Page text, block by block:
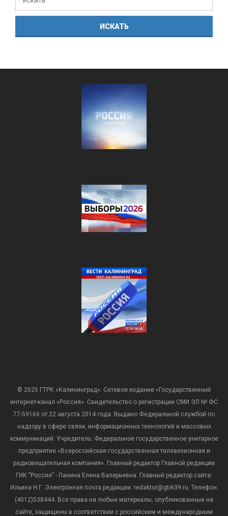
© 2025 ГТРК «Калининград». Сетевое издание «Государственный
интернет-канал «Россия». Свидетельство о регистрации СМИ ЭЛ № ФС
77-59166 от 22 августа 2014 года. Выдано Федеральной службой по
надзору в сфере связи, информационных технологий и массовых
коммуникаций. Учредитель: Федеральное государственное унитарное
предприятие «Всероссийская государственная телевизионная и
радиовещательная компания». Главный редактор Главной редакции
ГИК "Россия" - Панина Елена Валерьевна. Главный редактор сайта:
Ильина Н.Г. Электронная почта редакции: redaktor@gtrk39.ru. Телефон:
(4012)538444. Все права на любые материалы, опубликованные на
сайте, защищены в соответствии с российским и международным